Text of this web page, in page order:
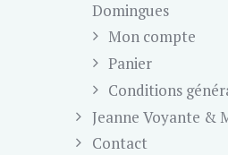
Domingues
Mon compte
Panier
Conditions
Jeanne Voyante &
Contact